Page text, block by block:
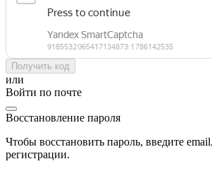
Получить код
или
Войти по почте
Восстановление пароля
Чтобы восстановить пароль, введите
регистрации.